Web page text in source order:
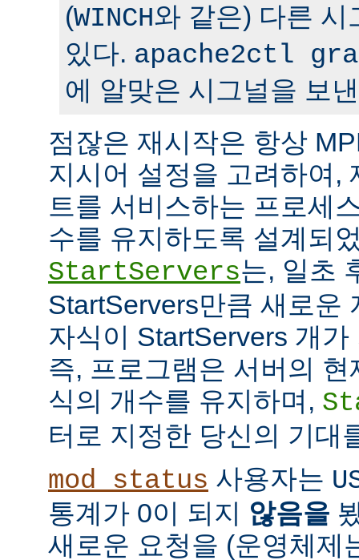
(WINCH와 같은) 다른 시
있다. apache2ctl
에 알맞은 시그널을 보
점잖은 재시작은 항상
지시어 설정을 고려하여,
트를 서비스하는 프로세
수를 유지하도록 설계되
StartServers는, 일초
StartServers만큼 새로운
자식이 StartServers 개
즉, 프로그램은 서버의
식의 개수를 유지하며,
터로 지정한 당신의 기대
mod_status 사용자는
통계가 0이 되지 않음을
새로운 요청을 (운영체제